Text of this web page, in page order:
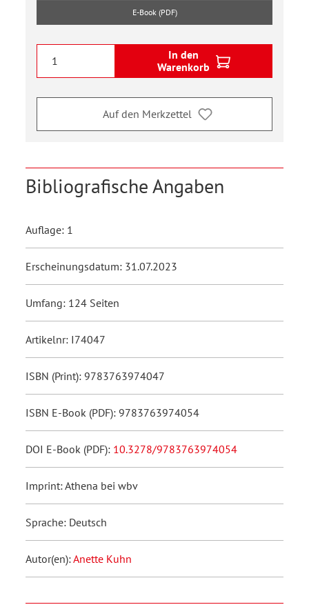
E-Book (PDF)
In den
Warenkorb
Auf den Merkzettel
Bibliografische Angaben
Auflage: 1
Erscheinungsdatum: 31.07.2023
Umfang: 124 Seiten
Artikelnr: I74047
ISBN (Print): 9783763974047
ISBN E-Book (PDF): 9783763974054
DOI E-Book (PDF): 10.3278/9783763974054
Imprint: Athena bei wbv
Sprache: Deutsch
Autor(en):Anette Kuhn